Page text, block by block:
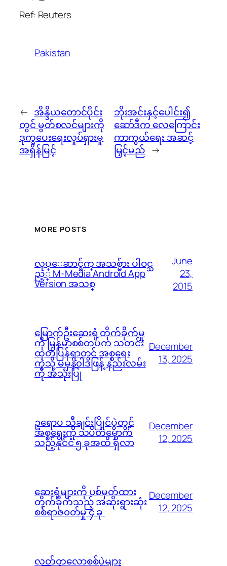
Ref: Reuters
Pakistan
← အိန္ဒိယတောင်ပိုင်း
တွင် မွတ်စလင်များကို
ဒုက္ခပေးရေးလှုပ်ရှားမှု
အရှိန်မြင့်
ဘိုးအင်းနှင့်ပေါင်း၍
ဆော်ဒီက လေကြောင်း
ကာကွယ်ရေး အဆင့်
မြှင့်မည် →
MORE POSTS
လုပ္ေဆာင္ခ်က္ အသစ္မ်ား ပါဝင္သ
ည့္ M-Media Android App
Version အသစ္
June
23,
2015
မြောက်ဦးဆေးရုံ တိုက်ခိုက်မှု
ကို မြန်မာစစ်တပ်က သတင်း
ထုတ်ပြန်ရာတွင် အစ္စရေး
ကဲ့သို့ မမှန်၀ါဒဖြန့် နည်းလမ်း
ကို အသုံးပြု
December
13, 2025
ဥရောပ သီချင်းပြိုင်ပွဲတွင်
အစ္စရေးကို သပိတ်မှောက်
သည့်နိုင်ငံ ၅ ခုအထိ ရှိလာ
December
12, 2025
ဆေးရုံများကို ပစ်မှတ်ထား
တိုက်ခိုက်သည့် အဆိုးရွားဆုံး
စစ်ရာဇ၀တ်မှု ၄ ခု
December
12, 2025
လတ်တလောစစ်ပွဲများ